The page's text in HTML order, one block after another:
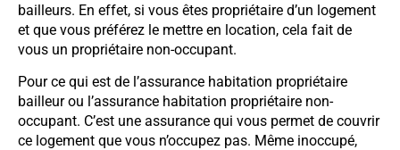
bailleurs. En effet, si vous êtes propriétaire d’un logement
et que vous préférez le mettre en location, cela fait de
vous un propriétaire non-occupant.
Pour ce qui est de l’assurance habitation propriétaire
bailleur ou l’assurance habitation propriétaire non-
occupant. C’est une assurance qui vous permet de couvrir
ce logement que vous n’occupez pas. Même inoccupé,